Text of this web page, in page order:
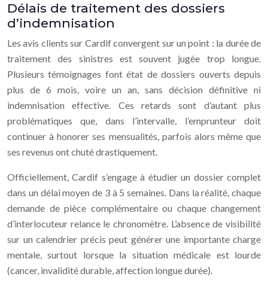
Délais de traitement des dossiers
d’indemnisation
Les avis clients sur Cardif convergent sur un point : la durée de
traitement des sinistres est souvent jugée trop longue.
Plusieurs témoignages font état de dossiers ouverts depuis
plus de 6 mois, voire un an, sans décision définitive ni
indemnisation effective. Ces retards sont d’autant plus
problématiques que, dans l’intervalle, l’emprunteur doit
continuer à honorer ses mensualités, parfois alors même que
ses revenus ont chuté drastiquement.
Officiellement, Cardif s’engage à étudier un dossier complet
dans un délai moyen de 3 à 5 semaines. Dans la réalité, chaque
demande de pièce complémentaire ou chaque changement
d’interlocuteur relance le chronomètre. L’absence de visibilité
sur un calendrier précis peut générer une importante charge
mentale, surtout lorsque la situation médicale est lourde
(cancer, invalidité durable, affection longue durée).